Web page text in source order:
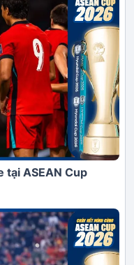
tại ASEAN Cup